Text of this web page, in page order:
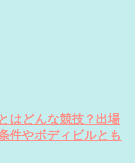
はどんな競技？出場
件やボディビルとも